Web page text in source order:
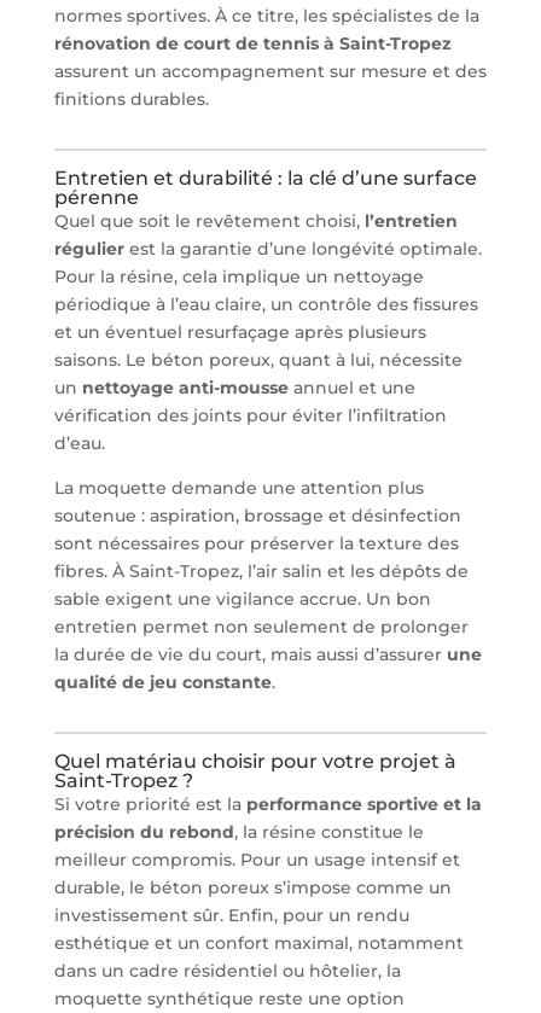
normes sportives. À ce titre, les spécialistes de la
rénovation de court de tennis à Saint-Tropez
assurent un accompagnement sur mesure et des
finitions durables.
Entretien et durabilité : la clé d’une surface
pérenne
Quel que soit le revêtement choisi, l’entretien
régulierest la garantie d’une longévité optimale.
Pour la résine, cela implique un nettoyage
périodique à l’eau claire, un contrôle des fissures
et un éventuel resurfaçage après plusieurs
saisons. Le béton poreux, quant à lui, nécessite
un nettoyage anti-mousseannuel et une
vérification des joints pour éviter l’infiltration
d’eau.
La moquette demande une attention plus
soutenue : aspiration, brossage et désinfection
sont nécessaires pour préserver la texture des
fibres. À Saint-Tropez, l’air salin et les dépôts de
sable exigent une vigilance accrue. Un bon
entretien permet non seulement de prolonger
la durée de vie du court, mais aussi d’assurer une
qualité de jeu constante.
Quel matériau choisir pour votre projet à
Saint-Tropez ?
Si votre priorité est la performance sportive et la
précision du rebond, la résine constitue le
meilleur compromis. Pour un usage intensif et
durable, le béton poreux s’impose comme un
investissement sûr. Enfin, pour un rendu
esthétique et un confort maximal, notamment
dans un cadre résidentiel ou hôtelier, la
moquette synthétique reste une option